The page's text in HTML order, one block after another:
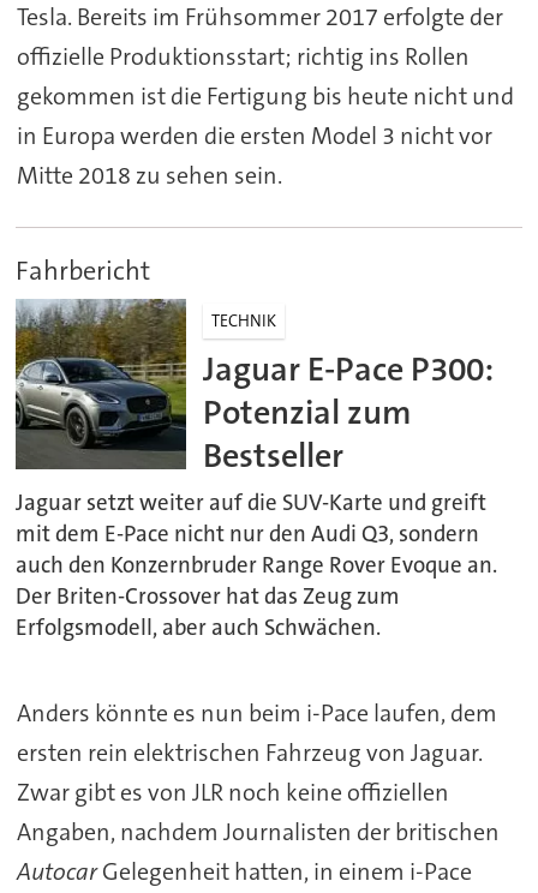
Tesla. Bereits im Frühsommer 2017 erfolgte der
offizielle Produktionsstart; richtig ins Rollen
gekommen ist die Fertigung bis heute nicht und
in Europa werden die ersten Model 3 nicht vor
Mitte 2018 zu sehen sein.
Fahrbericht
TECHNIK
Jaguar E-Pace P300:
Potenzial zum
Bestseller
Jaguar setzt weiter auf die SUV-Karte und greift
mit dem E-Pace nicht nur den Audi Q3, sondern
auch den Konzernbruder Range Rover Evoque an.
Der Briten-Crossover hat das Zeug zum
Erfolgsmodell, aber auch Schwächen.
Anders könnte es nun beim i-Pace laufen, dem
ersten rein elektrischen Fahrzeug von Jaguar.
Zwar gibt es von JLR noch keine offiziellen
Angaben, nachdem Journalisten der britischen
AutocarGelegenheit hatten, in einem i-Pace